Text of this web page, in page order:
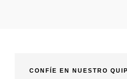
CONFÍE EN NUESTRO